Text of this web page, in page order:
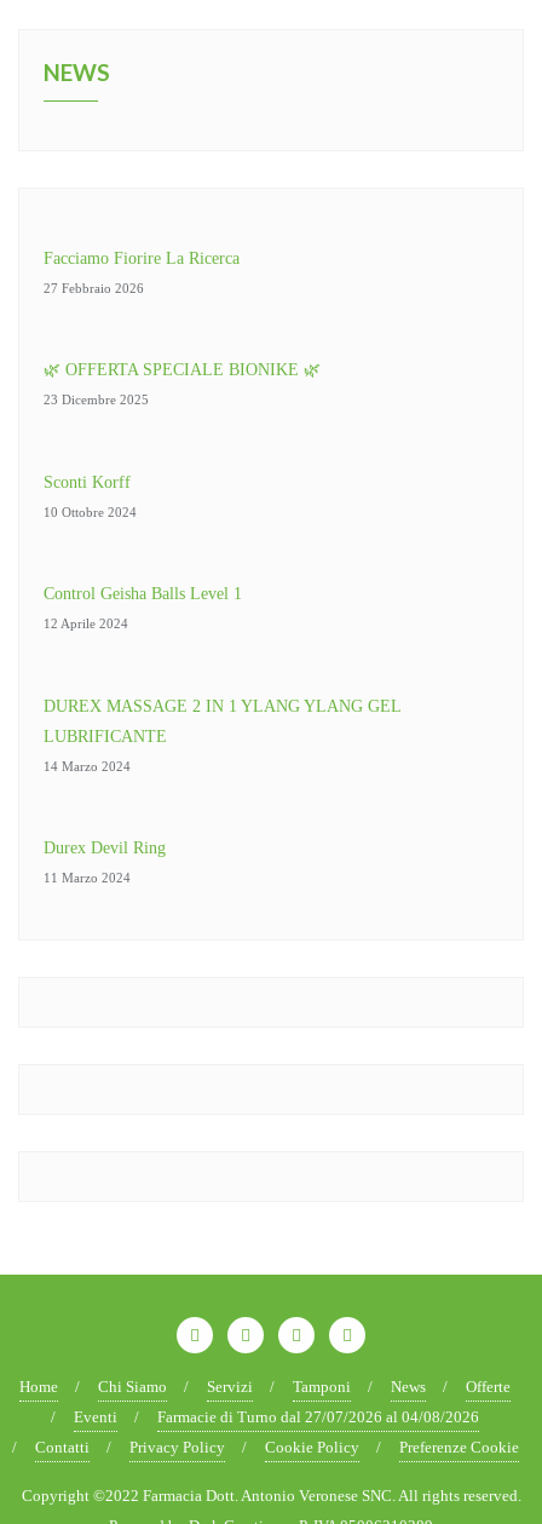
NEWS
Facciamo Fiorire La Ricerca
27 Febbraio 2026
🌿 OFFERTA SPECIALE BIONIKE 🌿
23 Dicembre 2025
Sconti Korff
10 Ottobre 2024
Control Geisha Balls Level 1
12 Aprile 2024
DUREX MASSAGE 2 IN 1 YLANG YLANG GEL
LUBRIFICANTE
14 Marzo 2024
Durex Devil Ring
11 Marzo 2024
Home Chi Siamo Servizi Tamponi News
Offerte
Eventi
Farmacie di Turno dal 27/07/2026 al 04/08/2026
Contatti
Privacy Policy Cookie Policy Preferenze Cookie
Copyright ©2022 Farmacia Dott. Antonio Veronese SNC. All rights reserved.